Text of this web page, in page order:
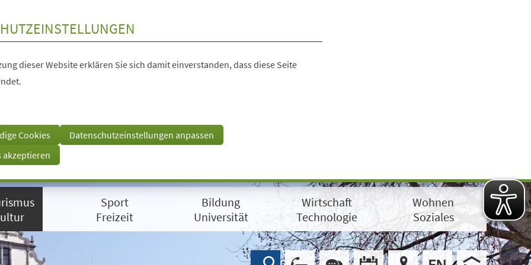
dieser Website erklären Sie sich damit einverstanden, dass diese Seite
Cookies
Datenschutzeinstellungen anpassen
akzeptieren
Sport
Freizeit
Bildung
Universität
Wirtschaft
Technologie
Wohnen
Soziales